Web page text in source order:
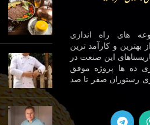
های راه اندازی
بهترین و کارآمد ترین
این صنعت در
ده ها پروژه موفق
رستوران صفر تا صد